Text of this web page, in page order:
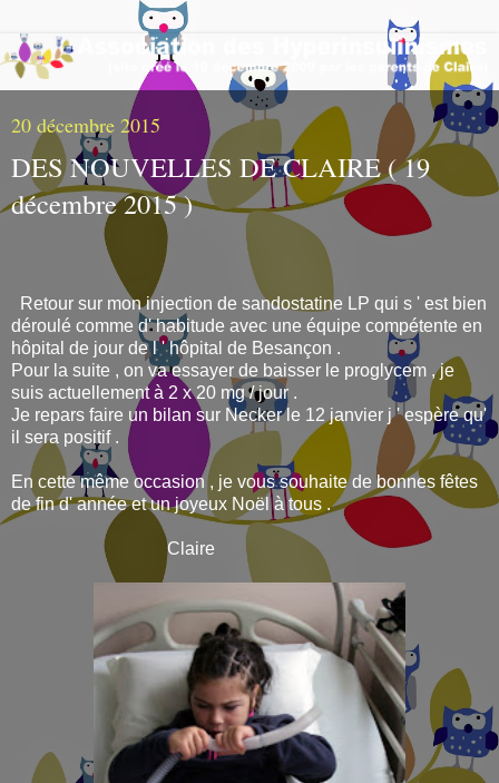
20 décembre 2015
DES NOUVELLES DE CLAIRE ( 19
décembre 2015 )
Retour sur mon injection de sandostatine LP qui s ' est bien
déroulé comme d' habitude avec une équipe compétente en
hôpital de jour de l ' hôpital de Besançon .
Pour la suite , on va essayer de baisser le proglycem , je
suis actuellement à 2 x 20 mg / jour .
Je repars faire un bilan sur Necker le 12 janvier j ' espère qu'
il sera positif .
En cette même occasion , je vous souhaite de bonnes fêtes
de fin d' année et un joyeux Noël à tous .
Claire